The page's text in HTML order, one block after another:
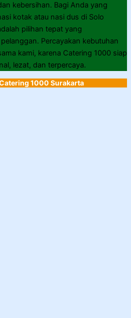
kebersihan. Bagi Anda yang
kotak atau nasi dus di Solo
pilihan tepat yang
Percayakan kebutuhan
kami, karena Catering 1000 siap
lezat, dan terpercaya.
1000 Surakarta